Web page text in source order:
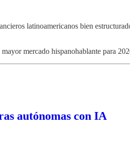
latinoamericanos bien
mercado hispanohablante para
autónomas con IA